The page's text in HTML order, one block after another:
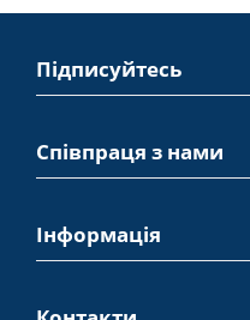
Підписуйтесь
Співпраця з нами
Інформація